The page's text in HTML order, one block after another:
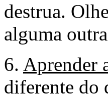
destrua.
alguma
6. Aprender
diferente do